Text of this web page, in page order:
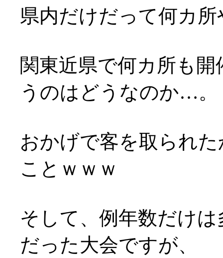
県内だけだって何カ
関東近県で何カ所も
うのはどうなのか…。
おかげで客を取られ
ことｗｗｗ
そして、例年数だけ
だった大会ですが、